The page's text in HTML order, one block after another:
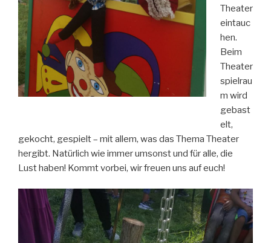
Theater
eintauc
hen.
Beim
Theater
spielrau
m wird
gebast
elt,
gekocht, gespielt – mit allem, was das Thema Theater
hergibt. Natürlich wie immer umsonst und für alle, die
Lust haben! Kommt vorbei, wir freuen uns auf euch!